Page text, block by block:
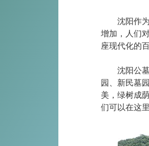
沈阳作
增加，人们
座现代化的
沈阳公
园、新民墓园
美，绿树成
们可以在这